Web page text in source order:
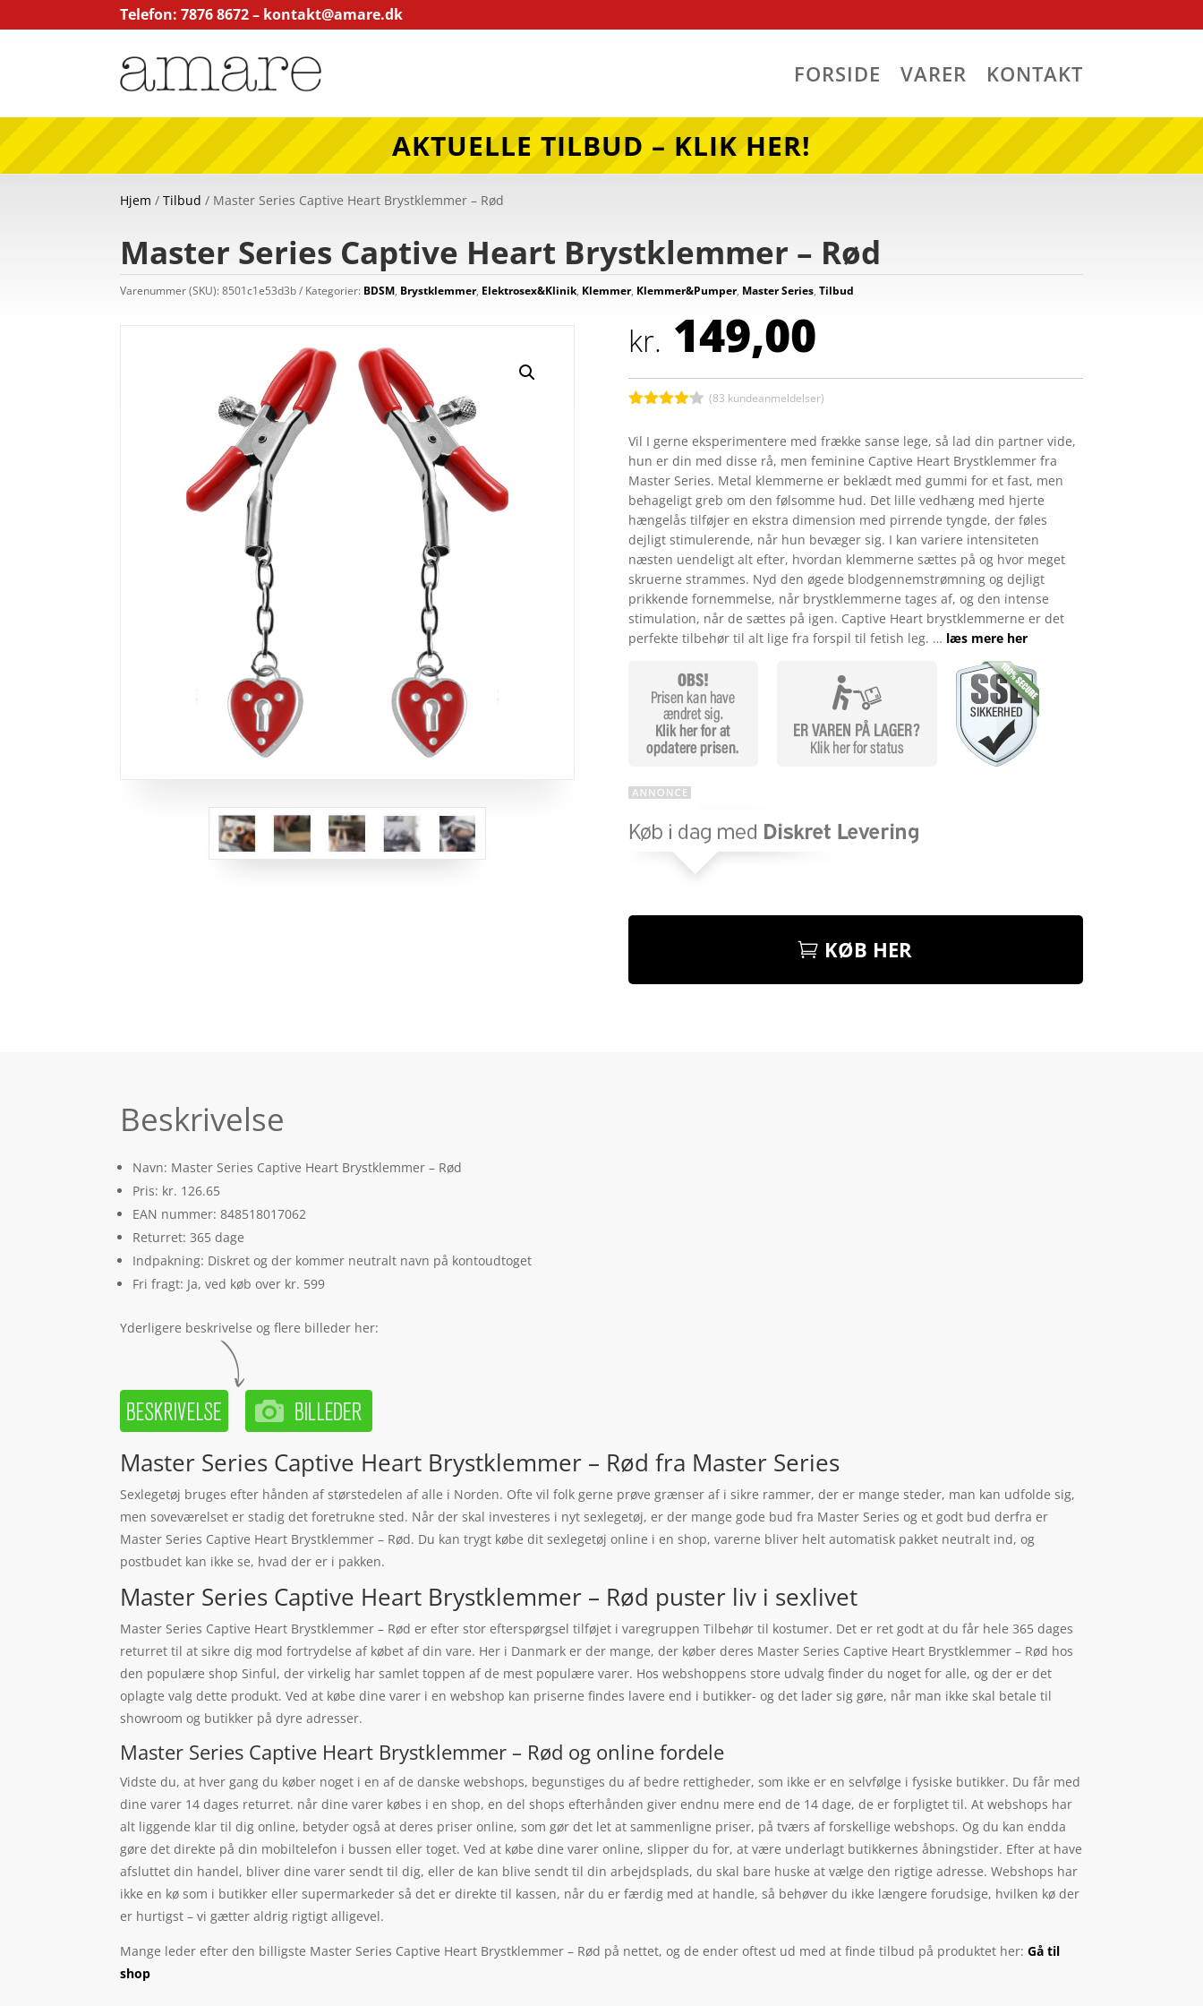
Telefon: 7876 8672 – kontakt@amare.dk
FORSIDE VARER KONTAKT
AKTUELLE TILBUD – KLIK HER!
Hjem /Tilbud / Master Series Captive Heart Brystklemmer – Rød
Master Series Captive Heart Brystklemmer – Rød
Varenummer (SKU):8501c1e53d3b Kategorier: BDSM, Brystklemmer, Elektrosex&Klinik, Klemmer, Klemmer&Pumper, Master Series,Tilbud
kr. 149,00
ud af 5
baseret
på
kundebedø
mmelser
(83 kundeanmeldelser)
Vil I gerne eksperimentere med frække sanse lege, så lad din partner vide,
hun er din med disse rå, men feminine Captive Heart Brystklemmer fra
Master Series. Metal klemmerne er beklædt med gummi for et fast, men
behageligt greb om den følsomme hud. Det lille vedhæng med hjerte
hængelås tilføjer en ekstra dimension med pirrende tyngde, der føles
dejligt stimulerende, når hun bevæger sig. I kan variere intensiteten
næsten uendeligt alt efter, hvordan klemmerne sættes på og hvor meget
skruerne strammes. Nyd den øgede blodgennemstrømning og dejligt
prikkende fornemmelse, når brystklemmerne tages af, og den intense
stimulation, når de sættes på igen. Captive Heart brystklemmerne er det
perfekte tilbehør til alt lige fra forspil til fetish leg. … læs mere her
KØB HER
Beskrivelse
Navn: Master Series Captive Heart Brystklemmer – Rød
Pris: kr. 126.65
EAN nummer: 848518017062
Returret: 365 dage
Indpakning: Diskret og der kommer neutralt navn på kontoudtoget
Fri fragt: Ja, ved køb over kr. 599
Yderligere beskrivelse og flere billeder her:
Master Series Captive Heart Brystklemmer – Rød fra Master Series
Sexlegetøj bruges efter hånden af størstedelen af alle i Norden. Ofte vil folk gerne prøve grænser af i sikre rammer, der er mange steder, man kan udfolde sig,
men soveværelset er stadig det foretrukne sted. Når der skal investeres i nyt sexlegetøj, er der mange gode bud fra Master Series og et godt bud derfra er
Master Series Captive Heart Brystklemmer – Rød. Du kan trygt købe dit sexlegetøj online i en shop, varerne bliver helt automatisk pakket neutralt ind, og
postbudet kan ikke se, hvad der er i pakken.
Master Series Captive Heart Brystklemmer – Rød puster liv i sexlivet
Master Series Captive Heart Brystklemmer – Rød er efter stor efterspørgsel tilføjet i varegruppen Tilbehør til kostumer. Det er ret godt at du får hele 365 dages
returret til at sikre dig mod fortrydelse af købet af din vare. Her i Danmark er der mange, der køber deres Master Series Captive Heart Brystklemmer – Rød hos
den populære shop Sinful, der virkelig har samlet toppen af de mest populære varer. Hos webshoppens store udvalg finder du noget for alle, og der er det
oplagte valg dette produkt. Ved at købe dine varer i en webshop kan priserne findes lavere end i butikker- og det lader sig gøre, når man ikke skal betale til
showroom og butikker på dyre adresser.
Master Series Captive Heart Brystklemmer – Rød og online fordele
Vidste du, at hver gang du køber noget i en af de danske webshops, begunstiges du af bedre rettigheder, som ikke er en selvfølge i fysiske butikker. Du får med
dine varer 14 dages returret. når dine varer købes i en shop, en del shops efterhånden giver endnu mere end de 14 dage, de er forpligtet til. At webshops har
alt liggende klar til dig online, betyder også at deres priser online, som gør det let at sammenligne priser, på tværs af forskellige webshops. Og du kan endda
gøre det direkte på din mobiltelefon i bussen eller toget. Ved at købe dine varer online, slipper du for, at være underlagt butikkernes åbningstider. Efter at have
afsluttet din handel, bliver dine varer sendt til dig, eller de kan blive sendt til din arbejdsplads, du skal bare huske at vælge den rigtige adresse. Webshops har
ikke en kø som i butikker eller supermarkeder så det er direkte til kassen, når du er færdig med at handle, så behøver du ikke længere forudsige, hvilken kø der
er hurtigst – vi gætter aldrig rigtigt alligevel.
Mange leder efter den billigste Master Series Captive Heart Brystklemmer – Rød på nettet, og de ender oftest ud med at finde tilbud på produktet her:Gå til
shop